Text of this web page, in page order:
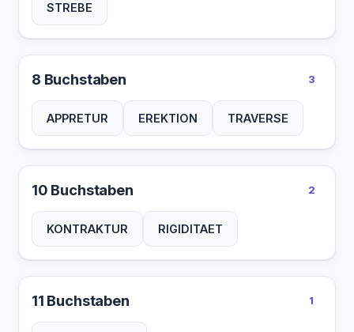
STREBE
8 Buchstaben 3
APPRETUR EREKTION TRAVERSE
10 Buchstaben 2
KONTRAKTUR RIGIDITAET
11 Buchstaben 1